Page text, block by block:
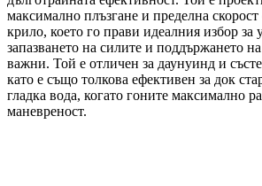
максимално плъзгане и пределна
крило, което го прави идеалния избор за
запазването на силите и поддържането
важни. Той е отличен за даунуинд и
като е също толкова ефективен за док
гладка вода, когато гоните максимално
маневреност.